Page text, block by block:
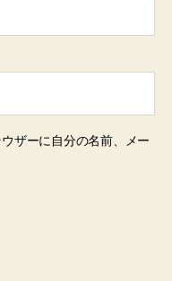
ザーに自分の名前、メー